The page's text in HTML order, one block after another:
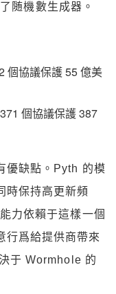
随機數生成器。
個協議保護 55 億美
個協議保護 387
優缺點。Pyth 的模
時保持高更新頻
力依賴于這樣一個
行爲給提供商帶來
于 Wormhole 的